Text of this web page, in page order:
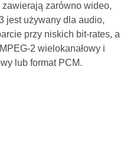
zarówno wideo,
jest używany dla audio,
przy niskich bit-rates, a
2 wielokanałowy i
lub format PCM.